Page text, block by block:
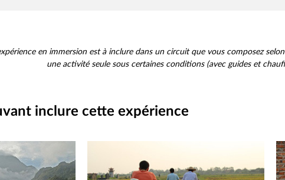
en immersion est à inclure dans un circuit que vous composez
une activité seule sous certaines conditions (avec guides et
inclure cette expérience